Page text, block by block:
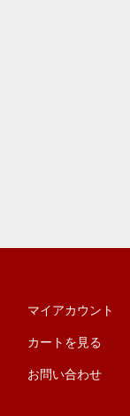
マイアカウント
カートを見る
お問い合わせ